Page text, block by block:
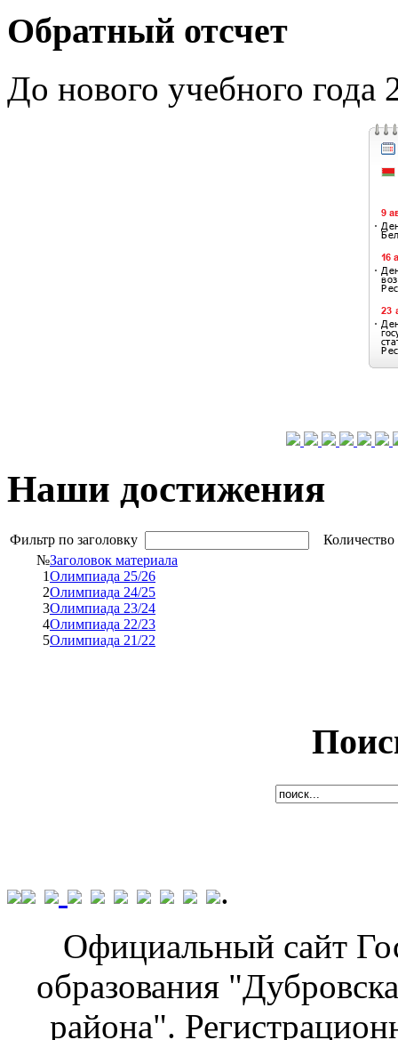
Обратный отсчет
До нового учебного года
Наши достижения
Фильтр по заголовку
№Заголовок материала
1Олимпиада 25/26
2Олимпиада 24/25
3Олимпиада 23/24
4Олимпиада 22/23
5Олимпиада 21/22
.
Официальный сайт
образования
района".